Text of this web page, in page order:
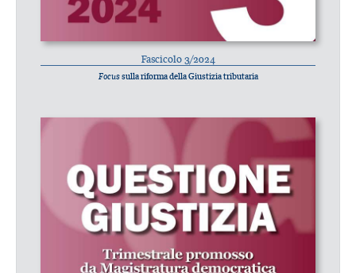
Fascicolo 3/2024
Focussulla riforma della Giustizia tributaria